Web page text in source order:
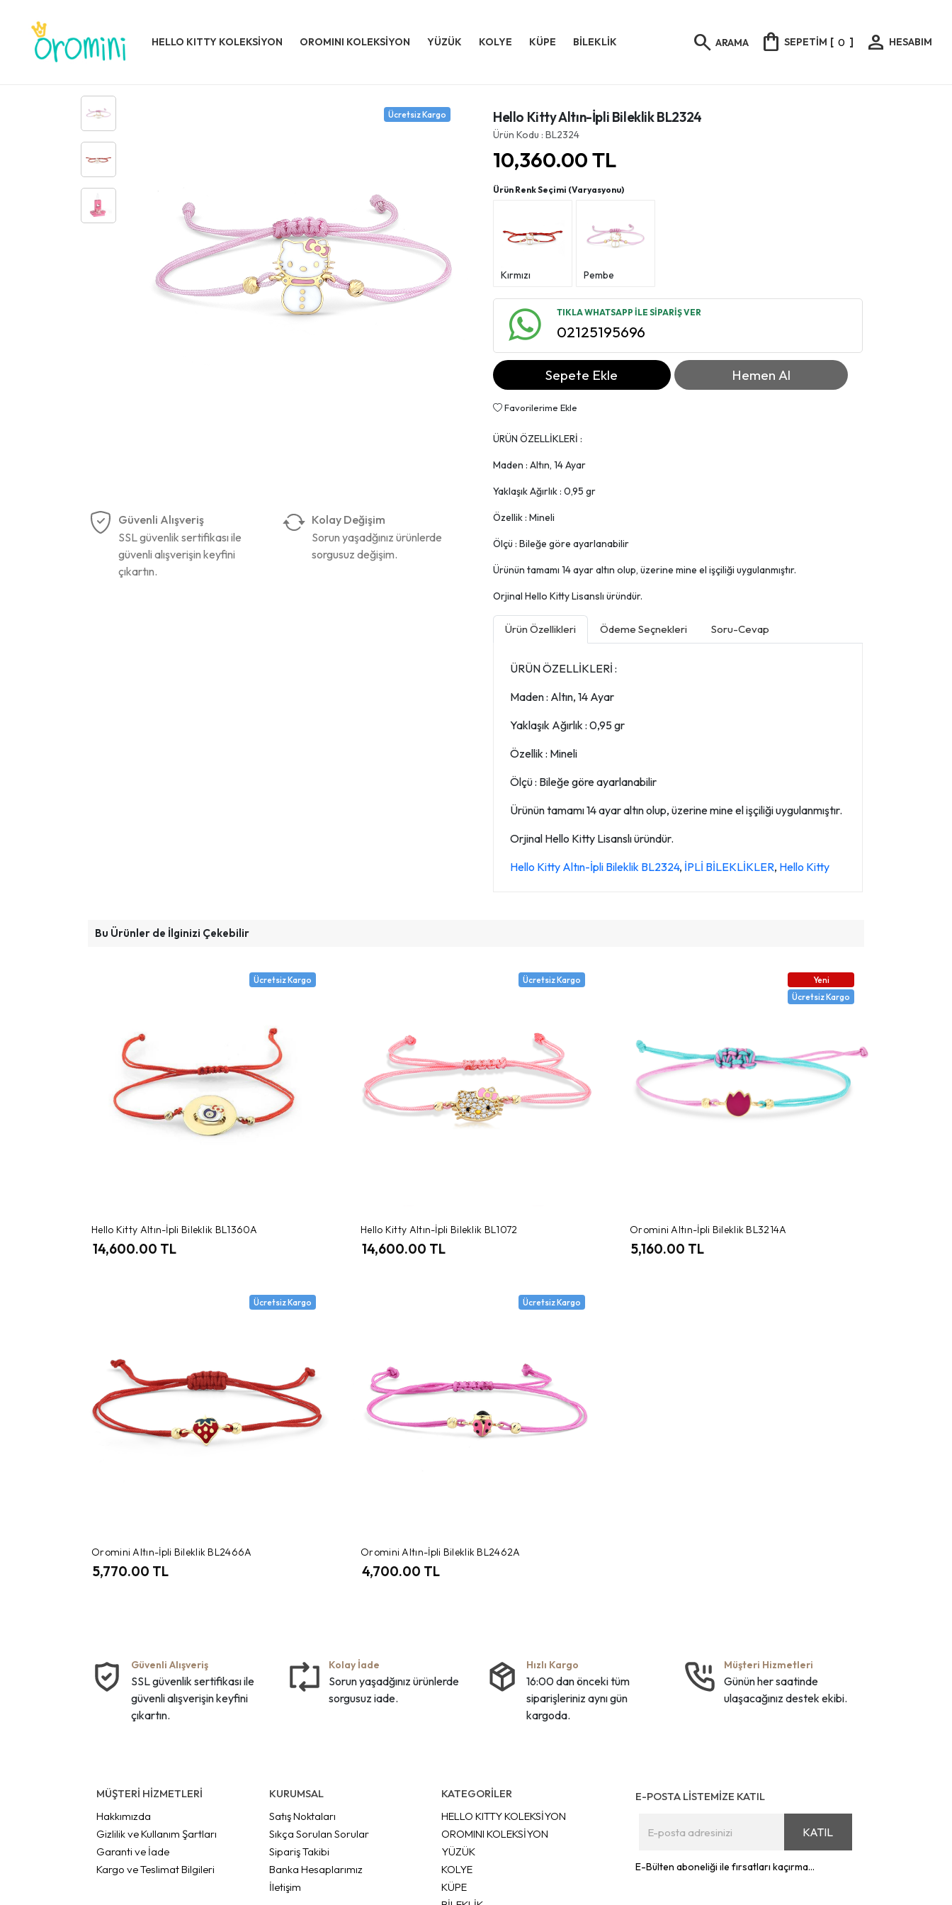
HELLO KITTY KOLEKSİYON OROMINI KOLEKSİYON YÜZÜK KOLYE KÜPE BİLEKLİK search ARAMA shopping_bag SEPETİM [ 0 ] person HESABIM
Ücretsiz Kargo
Güvenli Alışveriş
SSL güvenlik sertifikası ile
güvenli alışverişin keyfini
çıkartın.
Kolay Değişim
Sorun yaşadğınız ürünlerde
sorgusuz değişim.
Hello Kitty Altın-İpli Bileklik BL2324
Ürün Kodu : BL2324
10,360.00TL
Ürün Renk Seçimi (Varyasyonu)
Kırmızı Pembe
TIKLA WHATSAPP İLE SİPARİŞ VER
02125195696
Sepete Ekle Hemen Al
Favorilerime Ekle
ÜRÜN ÖZELLİKLERİ :
Maden : Altın, 14 Ayar
Yaklaşık Ağırlık : 0,95 gr
Özellik : Mineli
Ölçü : Bileğe göre ayarlanabilir
Ürünün tamamı 14 ayar altın olup, üzerine mine el işçiliği uygulanmıştır.
Orjinal Hello Kitty Lisanslı üründür.
Ürün Özellikleri Ödeme Seçnekleri Soru-Cevap
ÜRÜN ÖZELLİKLERİ :
Maden : Altın, 14 Ayar
Yaklaşık Ağırlık : 0,95 gr
Özellik : Mineli
Ölçü : Bileğe göre ayarlanabilir
Ürünün tamamı 14 ayar altın olup, üzerine mine el işçiliği uygulanmıştır.
Orjinal Hello Kitty Lisanslı üründür.
Hello Kitty Altın-İpli Bileklik BL2324, İPLİ BİLEKLİKLER, Hello Kitty
Bu Ürünler de İlginizi Çekebilir
Ücretsiz Kargo
Hello Kitty Altın-İpli Bileklik BL1360A
14,600.00 TL
Ücretsiz Kargo
Hello Kitty Altın-İpli Bileklik BL1072
14,600.00 TL
Yeni
Ücretsiz Kargo
Oromini Altın-İpli Bileklik BL3214A
5,160.00 TL
Ücretsiz Kargo
Oromini Altın-İpli Bileklik BL2466A
5,770.00 TL
Ücretsiz Kargo
Oromini Altın-İpli Bileklik BL2462A
4,700.00 TL
Güvenli Alışveriş
SSL güvenlik sertifikası ile
güvenli alışverişin keyfini
çıkartın.
Kolay İade
Sorun yaşadğınız ürünlerde
sorgusuz iade.
Hızlı Kargo
16:00 dan önceki tüm
siparişleriniz aynı gün
kargoda.
Müşteri Hizmetleri
Günün her saatinde
ulaşacağınız destek ekibi.
MÜŞTERİ HİZMETLERİ
Hakkımızda
Gizlilik ve Kullanım Şartları
Garanti ve İade
Kargo ve Teslimat Bilgileri
KURUMSAL
Satış Noktaları
Sıkça Sorulan Sorular
Sipariş Takibi
Banka Hesaplarımız
İletişim
KATEGORİLER
HELLO KITTY KOLEKSİYON
OROMINI KOLEKSİYON
YÜZÜK
KOLYE
KÜPE
E-POSTA LİSTEMİZE KATIL
KATIL
E-Bülten aboneliği ile fırsatları kaçırma...